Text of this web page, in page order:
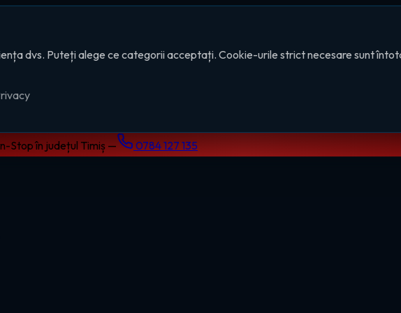
dvs. Puteți alege ce categorii acceptați. Cookie-urile strict necesare sunt
Stop în județul Timiș — 0784 127 135